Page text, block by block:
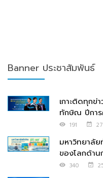
Banner ประชาสัมพันธ์
เกาะติดทุก
ทักษิณ ปีการ
191
มหาวิทยาลั
ของโลกด้าน
340